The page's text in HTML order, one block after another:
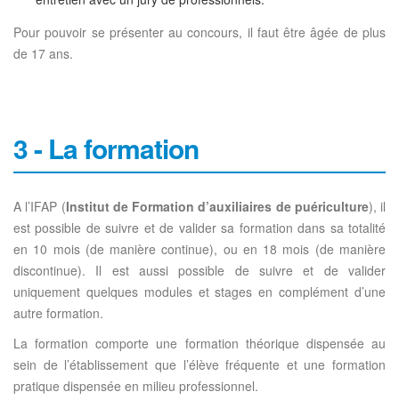
Pour pouvoir se présenter au concours, il faut être âgée de plus
de 17 ans.
3 - La formation
A l’IFAP (Institut de Formation d’auxiliaires de puériculture), il
est possible de suivre et de valider sa formation dans sa totalité
en 10 mois (de manière continue), ou en 18 mois (de manière
discontinue). Il est aussi possible de suivre et de valider
uniquement quelques modules et stages en complément d’une
autre formation.
La formation comporte une formation théorique dispensée au
sein de l’établissement que l’élève fréquente et une formation
pratique dispensée en milieu professionnel.